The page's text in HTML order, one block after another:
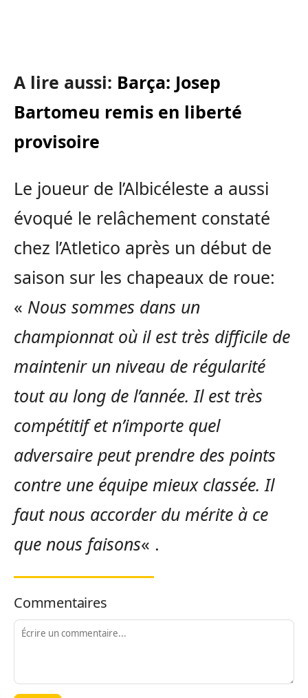
A lire aussi: Barça: Josep
Bartomeu remis en liberté
provisoire
Le joueur de l’Albicéleste a aussi
évoqué le relâchement constaté
chez l’Atletico après un début de
saison sur les chapeaux de roue:
« Nous sommes dans un
championnat où il est très difficile de
maintenir un niveau de régularité
tout au long de l’année. Il est très
compétitif et n’importe quel
adversaire peut prendre des points
contre une équipe mieux classée. Il
faut nous accorder du mérite à ce
que nous faisons« .
Commentaires